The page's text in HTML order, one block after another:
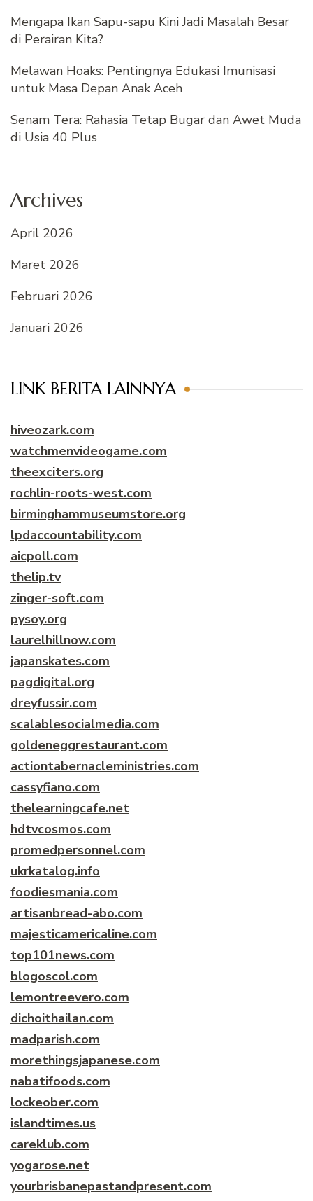
Mengapa Ikan Sapu-sapu Kini Jadi Masalah Besar
di Perairan Kita?
Melawan Hoaks: Pentingnya Edukasi Imunisasi
untuk Masa Depan Anak Aceh
Senam Tera: Rahasia Tetap Bugar dan Awet Muda
di Usia 40 Plus
Archives
April 2026
Maret 2026
Februari 2026
Januari 2026
LINK BERITA LAINNYA
hiveozark.com
watchmenvideogame.com
theexciters.org
rochlin-roots-west.com
birminghammuseumstore.org
lpdaccountability.com
aicpoll.com
thelip.tv
zinger-soft.com
pysoy.org
laurelhillnow.com
japanskates.com
pagdigital.org
dreyfussir.com
scalablesocialmedia.com
goldeneggrestaurant.com
actiontabernacleministries.com
cassyfiano.com
thelearningcafe.net
hdtvcosmos.com
promedpersonnel.com
ukrkatalog.info
foodiesmania.com
artisanbread-abo.com
majesticamericaline.com
top101news.com
blogoscol.com
lemontreevero.com
dichoithailan.com
madparish.com
morethingsjapanese.com
nabatifoods.com
lockeober.com
islandtimes.us
careklub.com
yogarose.net
yourbrisbanepastandpresent.com